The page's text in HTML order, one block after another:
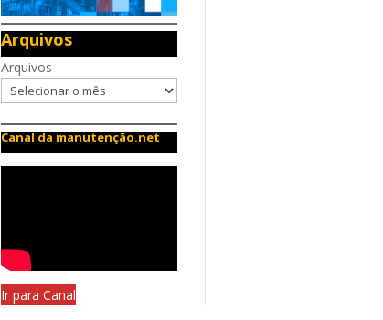
Arquivos
Arquivos
Canal da manutenção.net
Ir para Canal